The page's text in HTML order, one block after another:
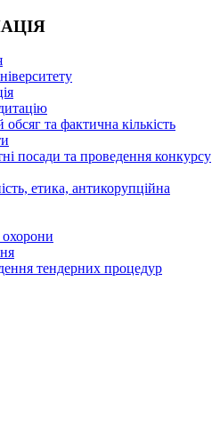
обсяг та фактична кількість
посади та проведення конкурсу
етика, антикорупційна
тендерних процедур